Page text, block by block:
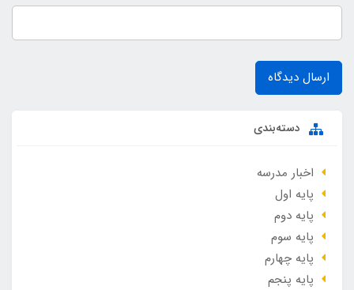
ارسال دیدگاه
دسته‌بندی
اخبار مدرسه
پایه اول
پایه دوم
پایه سوم
پایه چهارم
پایه پنجم